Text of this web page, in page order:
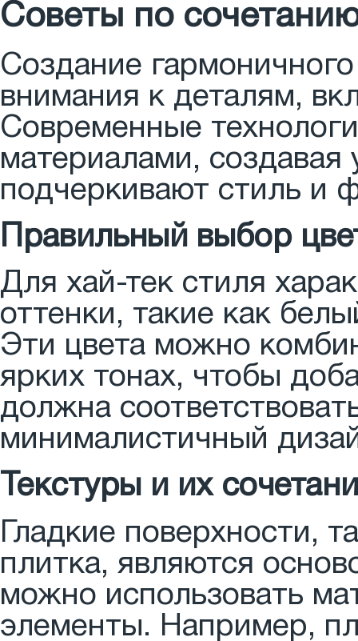
Советы по
Создание
внимания к деталям,
Современные
материалами,
подчеркивают стиль и
Правильный выбор
Для хай-тек стиля
оттенки, такие как
Эти цвета можно
ярких тонах, чтобы
должна
минималистичный
Текстуры и их
Гладкие поверхности,
плитка, являются
можно использовать
элементы. Например,